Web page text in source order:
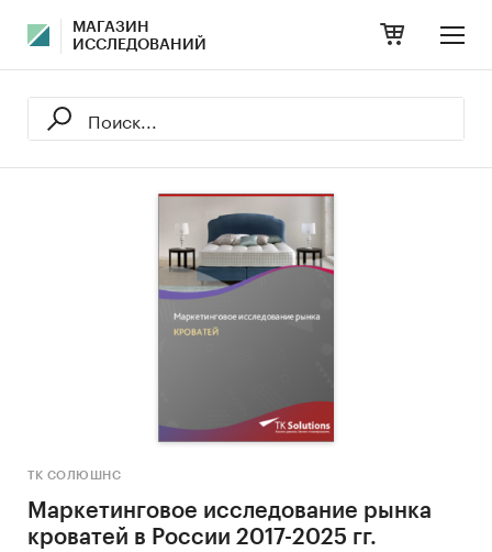
МАГАЗИН
ИССЛЕДОВАНИЙ
ТК СОЛЮШНС
Маркетинговое исследование рынка
кроватей в России 2017-2025 гг.